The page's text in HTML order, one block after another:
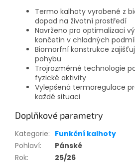
Termo kalhoty vyrobené z
dopad na životní prostředí
Navrženo pro optimalizaci
končetin v chladných
Biomorfní konstrukce
pohybu
Trojrozměrné technologie
fyzické aktivity
Vylepšená termoregulace
každé situaci
Doplňkové parametry
Kategorie: Funkční kalhoty
Pohlaví:
Pánské
Rok: 25/26